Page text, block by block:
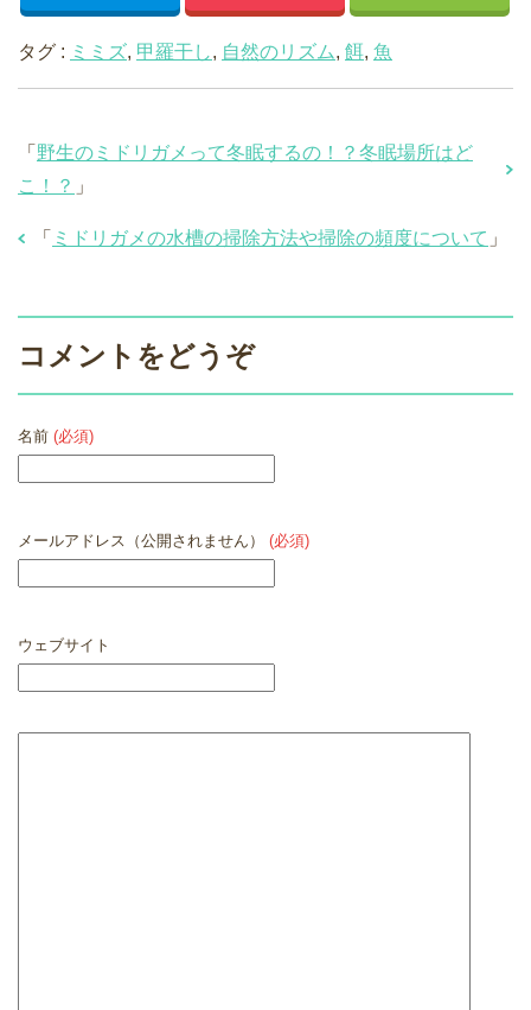
タグ : ミミズ, 甲羅干し, 自然のリズム, 餌, 魚
「 野生のミドリガメって冬眠するの！？冬眠場所はど
こ！？ 」
「 ミドリガメの水槽の掃除方法や掃除の頻度について 」
コメントをどうぞ
名前 (必須)
メールアドレス（公開されません） (必須)
ウェブサイト